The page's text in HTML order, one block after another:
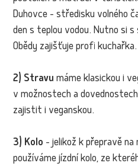
Duhovce - středisku volného
den s teplou vodou. Nutno si
Obědy zajišťuje profi kuchařka.
2) Stravu máme klasickou i
v možnostech a
zajistit i veganskou.
3) Kolo - jelikož k přepravě
používáme jízdní kolo, ze